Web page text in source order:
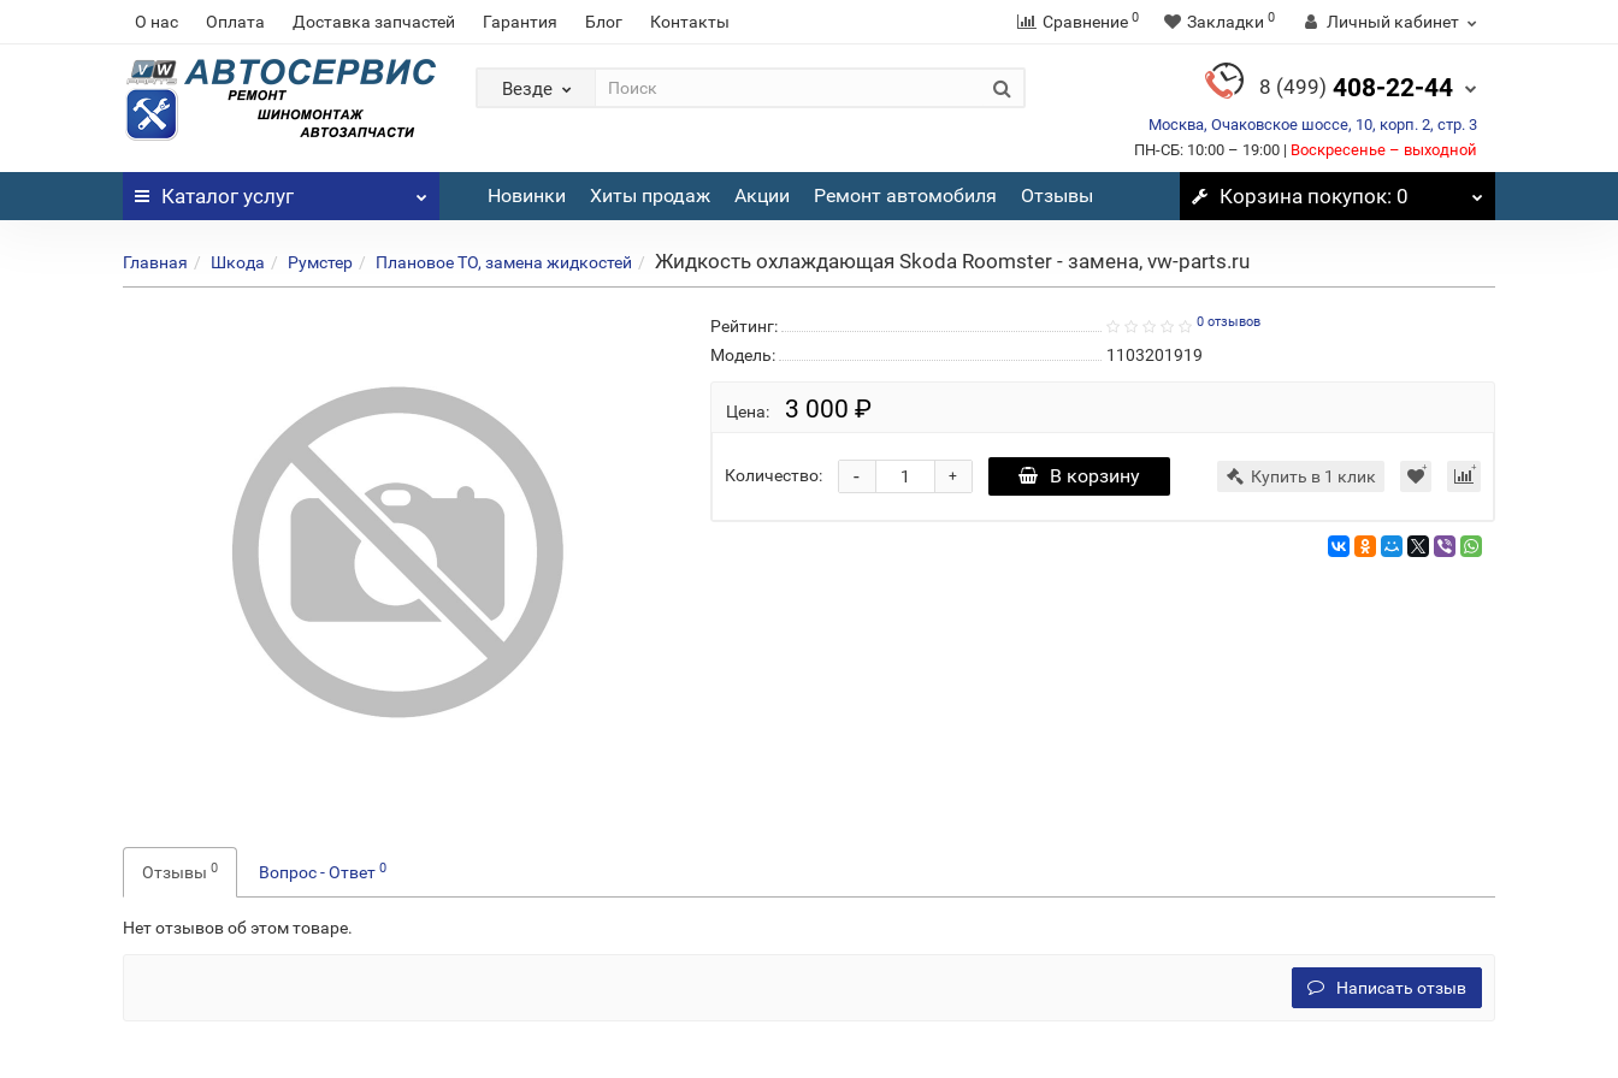
О нас Оплата Доставка запчастей Гарантия Блог Контакты Сравнение 0 Закладки 0 Личный кабинет
Везде 8 (499) 408-22-44
Москва, Очаковское шоссе, 10, корп. 2, стр. 3
ПН-СБ: 10:00 – 19:00 | Воскресенье – выходной
Каталог услуг Новинки Хиты продаж Акции Ремонт автомобиля Отзывы Корзинапокупок: 0
Главная Шкода Румстер Плановое ТО, замена жидкостей Жидкость охлаждающая Skoda Roomster - замена, vw-parts.ru
Рейтинг: 0 отзывов
Модель: 1103201919
Цена: 3 000 ₽
Количество: +
- В корзину Купить в 1 клик
Отзывы 0 Вопрос - Ответ 0
Нет отзывов об этом товаре.
Написать отзыв